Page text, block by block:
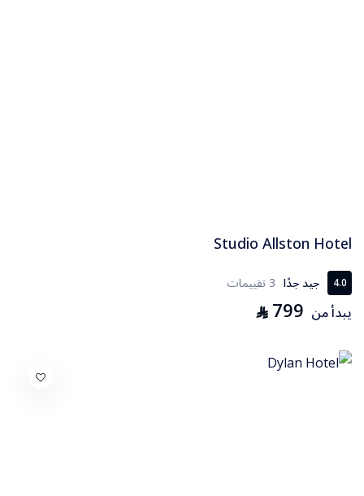
Studio Allston Hotel
4.0 جيد جدًا 3 تقييمات
يبدأ من 799
⃁